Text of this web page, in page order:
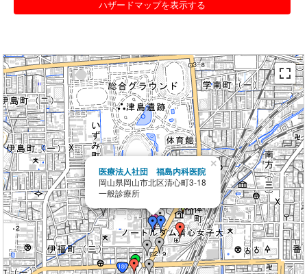
ハザードマップを表示する
医療法人社団 福島内科医院
岡山県岡山市北区清心町3-18
一般診療所
×